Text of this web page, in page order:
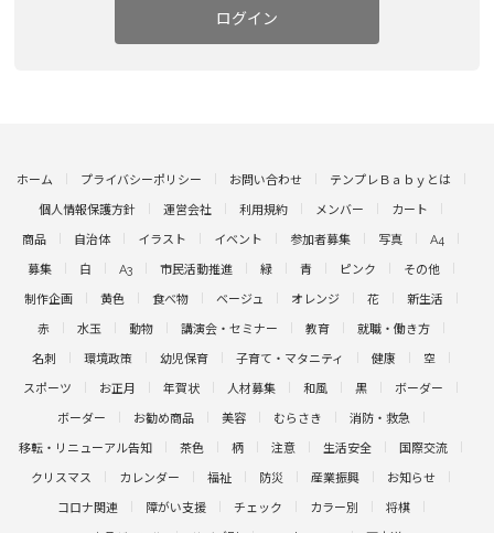
ログイン
ホーム プライバシーポリシー お問い合わせ テンプレＢａｂｙとは
個人情報保護方針 運営会社 利用規約 メンバー カート
商品 自治体 イラスト イベント 参加者募集 写真 A4
募集 白 A3 市民活動推進 緑 青 ピンク その他
制作企画 黄色 食べ物 ベージュ オレンジ 花 新生活
赤 水玉 動物 講演会・セミナー 教育 就職・働き方
名刺 環境政策 幼児保育 子育て・マタニティ 健康 空
スポーツ お正月 年賀状 人材募集 和風 黒 ボーダー
ボーダー お勧め商品 美容 むらさき 消防・救急
移転・リニューアル告知 茶色 柄 注意 生活安全 国際交流
クリスマス カレンダー 福祉 防災 産業振興 お知らせ
コロナ関連 障がい支援 チェック カラー別 将棋